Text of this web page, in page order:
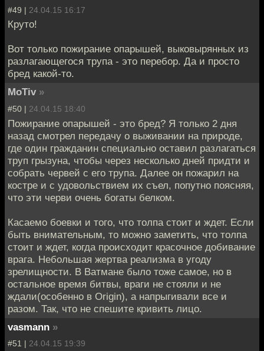
#49 | 24.04.15 16:17
Круто!
Вот только пожирание опарышей, выковырянных из
разлагающегося трупа - это перебор. Да и просто
бред какой-то.
MoTiv »
#50 | 24.04.15 18:40
Пожирание опарышей - это бред? Я только 2 дня
назад смотрел передачу о выживании на природе,
где один гражданин специально оставил разлагаться
труп грызуна, чтобы через несколько дней придти и
собрать червей с его трупа. Далее он пожарил на
костре и с удовольствием их съел, попутно поясняя,
что эти черви очень богаты белком.
Касаемо боевки и того, что толпа стоит и ждет. Если
быть внимательным, то можно заметить, что толпа
стоит и ждет, когда происходит красочное добивание
врага. Небольшая жертва реализма в угоду
зрелищности. В Ватмане было тоже самое, но в
остальное время битвы, враги не стояли и не
ждали(особенно в Origin), а напрыгивали все и
разом. Так, что не спешите кривить лицо.
vasmann »
#51 | 24.04.15 19:39